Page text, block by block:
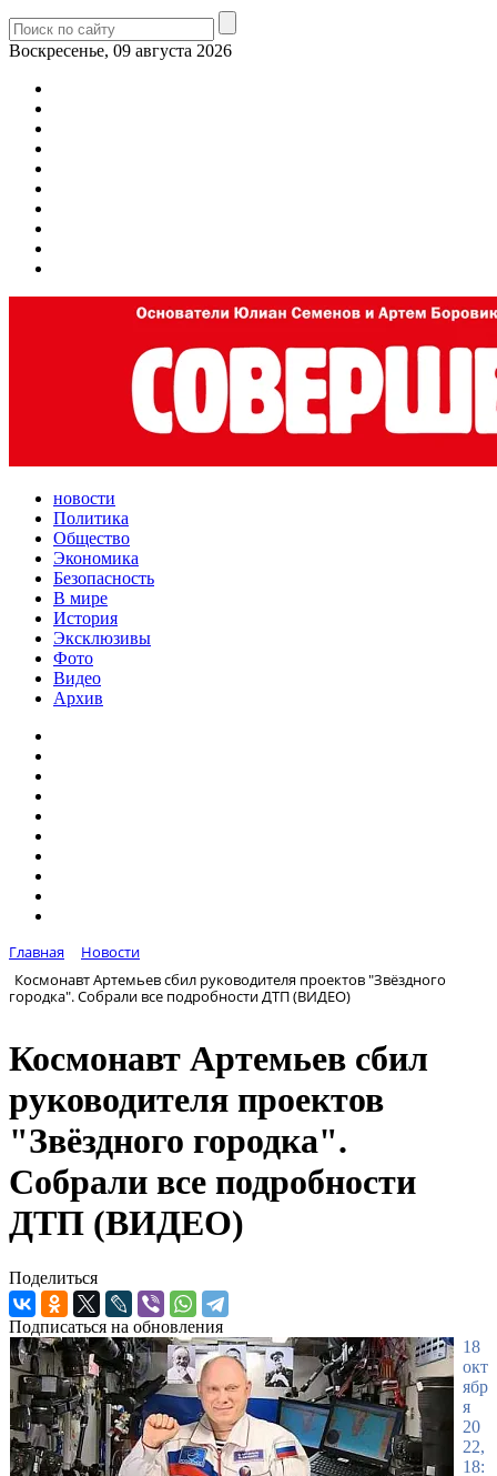
Воскресенье, 09 августа 2026
новости
Политика
Общество
Экономика
Безопасность
В мире
История
Эксклюзивы
Фото
Видео
Архив
Главная
Новости
Космонавт Артемьев сбил руководителя проектов "Звёздного
городка". Собрали все подробности ДТП (ВИДЕО)
Космонавт Артемьев сбил
руководителя проектов
"Звёздного городка".
Собрали все подробности
ДТП (ВИДЕО)
Поделиться
Подписаться на обновления
18
окт
ябр
я
20
22,
18: